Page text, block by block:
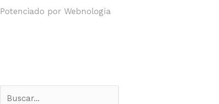
Potenciado por Webnología